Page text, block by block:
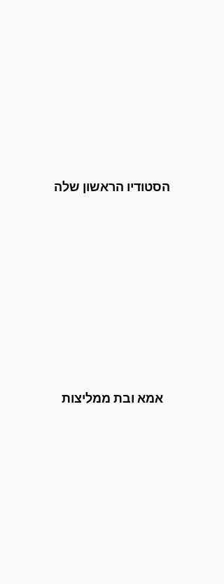
הסטודיו הראשון שלה
אמא ובת ממליצות